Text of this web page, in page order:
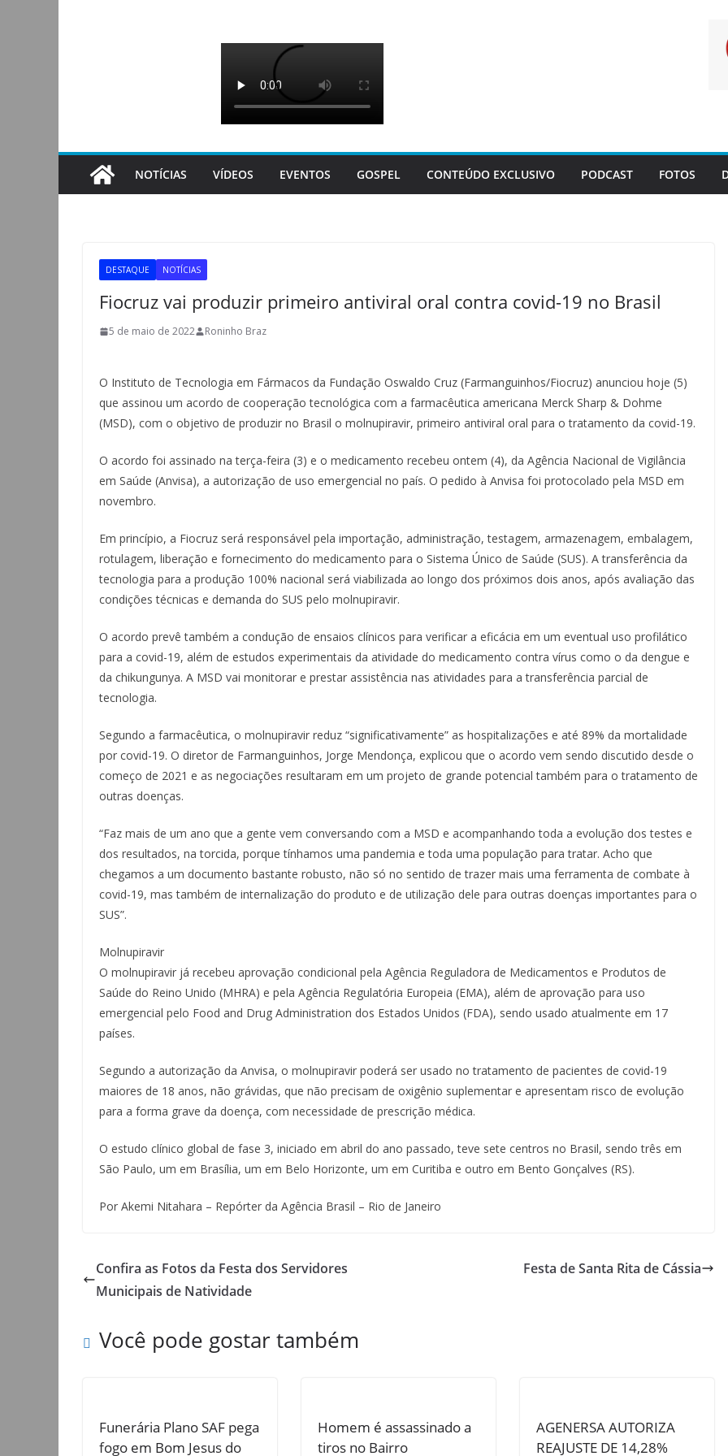
NOTÍCIAS VÍDEOS EVENTOS GOSPEL CONTEÚDO EXCLUSIVO PODCAST FOTOS
DESTAQUE NOTÍCIAS
Fiocruz vai produzir primeiro antiviral oral contra covid-19 no Brasil
5 de maio de 2022 Roninho Braz
O Instituto de Tecnologia em Fármacos da Fundação Oswaldo Cruz (Farmanguinhos/Fiocruz) anunciou hoje (5)
que assinou um acordo de cooperação tecnológica com a farmacêutica americana Merck Sharp & Dohme
(MSD), com o objetivo de produzir no Brasil o molnupiravir, primeiro antiviral oral para o tratamento da covid-19.
O acordo foi assinado na terça-feira (3) e o medicamento recebeu ontem (4), da Agência Nacional de Vigilância
em Saúde (Anvisa), a autorização de uso emergencial no país. O pedido à Anvisa foi protocolado pela MSD em
novembro.
Em princípio, a Fiocruz será responsável pela importação, administração, testagem, armazenagem, embalagem,
rotulagem, liberação e fornecimento do medicamento para o Sistema Único de Saúde (SUS). A transferência da
tecnologia para a produção 100% nacional será viabilizada ao longo dos próximos dois anos, após avaliação das
condições técnicas e demanda do SUS pelo molnupiravir.
O acordo prevê também a condução de ensaios clínicos para verificar a eficácia em um eventual uso profilático
para a covid-19, além de estudos experimentais da atividade do medicamento contra vírus como o da dengue e
da chikungunya. A MSD vai monitorar e prestar assistência nas atividades para a transferência parcial de
tecnologia.
Segundo a farmacêutica, o molnupiravir reduz “significativamente” as hospitalizações e até 89% da mortalidade
por covid-19. O diretor de Farmanguinhos, Jorge Mendonça, explicou que o acordo vem sendo discutido desde o
começo de 2021 e as negociações resultaram em um projeto de grande potencial também para o tratamento de
outras doenças.
“Faz mais de um ano que a gente vem conversando com a MSD e acompanhando toda a evolução dos testes e
dos resultados, na torcida, porque tínhamos uma pandemia e toda uma população para tratar. Acho que
chegamos a um documento bastante robusto, não só no sentido de trazer mais uma ferramenta de combate à
covid-19, mas também de internalização do produto e de utilização dele para outras doenças importantes para o
SUS”.
Molnupiravir
O molnupiravir já recebeu aprovação condicional pela Agência Reguladora de Medicamentos e Produtos de
Saúde do Reino Unido (MHRA) e pela Agência Regulatória Europeia (EMA), além de aprovação para uso
emergencial pelo Food and Drug Administration dos Estados Unidos (FDA), sendo usado atualmente em 17
países.
Segundo a autorização da Anvisa, o molnupiravir poderá ser usado no tratamento de pacientes de covid-19
maiores de 18 anos, não grávidas, que não precisam de oxigênio suplementar e apresentam risco de evolução
para a forma grave da doença, com necessidade de prescrição médica.
O estudo clínico global de fase 3, iniciado em abril do ano passado, teve sete centros no Brasil, sendo três em
São Paulo, um em Brasília, um em Belo Horizonte, um em Curitiba e outro em Bento Gonçalves (RS).
Por Akemi Nitahara – Repórter da Agência Brasil – Rio de Janeiro
Confira as Fotos da Festa dos Servidores
Municipais de Natividade
Festa de Santa Rita de Cássia
Você pode gostar também
Funerária Plano SAF pega
fogo em Bom Jesus do
Homem é assassinado a
tiros no Bairro
AGENERSA AUTORIZA
REAJUSTE DE 14,28%